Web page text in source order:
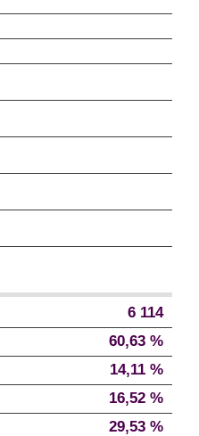
6 114
60,63 %
14,11 %
16,52 %
29,53 %